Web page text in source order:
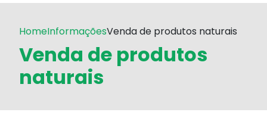
HomeInformaçõesVenda de produtos naturais
Venda de produtos
naturais